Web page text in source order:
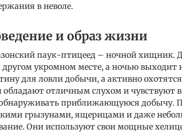
в неволе.
и образ жизни
паук-птицеед – ночной хищник.
укромном месте, а ночью выходит
для ловли добычи, а активно
обладают отличным слухом и чувствуют
приближающуюся добычу.
грызунами, ящерицами и даже
Они используют свои мощные